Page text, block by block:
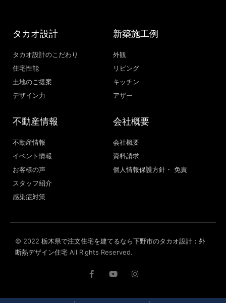
タカオ設計
タカオ設計のこだわり
住宅性能
土地のご提案
デザイン力
新築施工例
外観
リビング
キッチン
アザー
不動産情報
不動産情報
イベント情報
お客様の声
スタッフ紹介
感染症対策
会社概要
会社概要
資料請求
個人情報保護方針・ 免責
© 2022 栃木県で注文住宅を建てるなら下野市のタカオ設計：外
断熱デザイン住宅 All Rights Reserved.
a
b
o
u
n
a